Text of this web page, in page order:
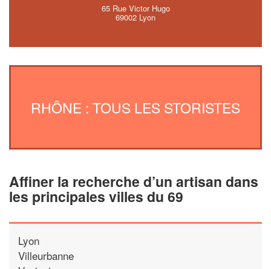
65 Rue Victor Hugo
69002 Lyon
RHÔNE : TOUS LES STORISTES
Affiner la recherche d’un artisan dans
les principales villes du 69
Lyon
Villeurbanne